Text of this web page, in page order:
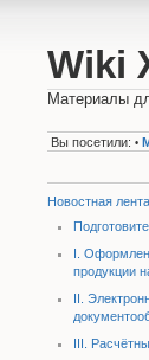
Wiki
Материалы
Вы посетили: •
Новостная лента
I.
продукции
II.
III.